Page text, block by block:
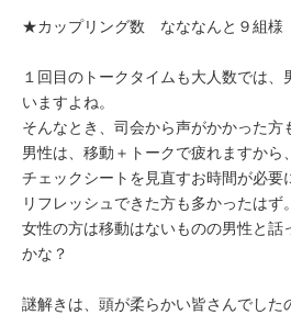
★カップリング数 なななんと９組様
１回目のトークタイムも大人数では、
いますよね。
そんなとき、司会から声がかかった方
男性は、移動＋トークで疲れますから
チェックシートを見直すお時間が必要
リフレッシュできた方も多かったはず。
女性の方は移動はないものの男性と話
かな？
謎解きは、頭が柔らかい皆さんでした